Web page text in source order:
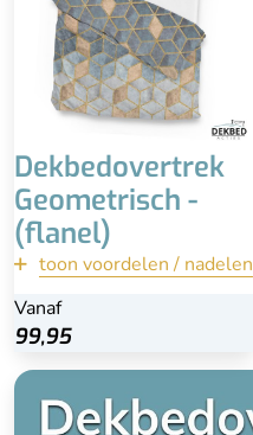
Dekbedovertrek
Geometrisch -
(flanel)
toon voordelen / nadelen
Vanaf
99,95
(comfortabel)
Vochtregulerend
Geschikt voor koele
herfst en koude winters
Minder geschikt voor in
de warme zomers
terug
Bekijk